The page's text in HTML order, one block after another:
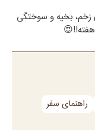
زخم، بخیه و سوختگی
راهنمای سفر